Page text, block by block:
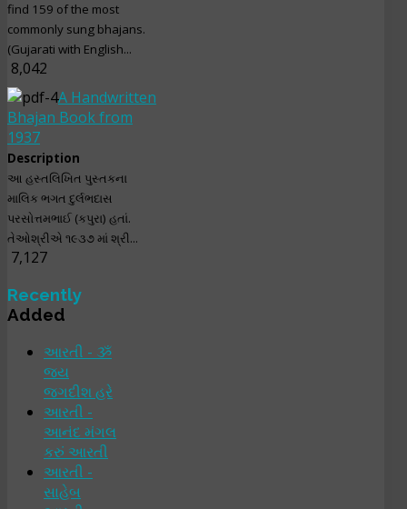
find 159 of the most
commonly sung bhajans.
(Gujarati with English...
8,042
A Handwritten
Bhajan Book from
1937
Description
આ હસ્તલિખિત પુસ્તકના
માલિક ભગત દુર્લભદાસ
પરસોત્તમભાઈ (કપુરા) હતાં.
તેઓશ્રીએ ૧૯૩૭ માં શ્રી...
7,127
Recently
Added
આરતી - ૐ
જય
જગદીશ હરે
આરતી -
આનંદ મંગલ
કરું આરતી
આરતી -
સાહેબ